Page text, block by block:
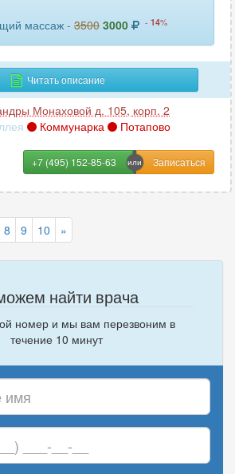
массаж - 3500 3000 - 14%
Читать описание
Монаховой д. 105, корп. 2
Коммунарка Потапово
+7 (495) 152-85-63
8 9 10 »
найти врача
номер и мы вам перезвоним в
течение 10 минут
номер
телефона